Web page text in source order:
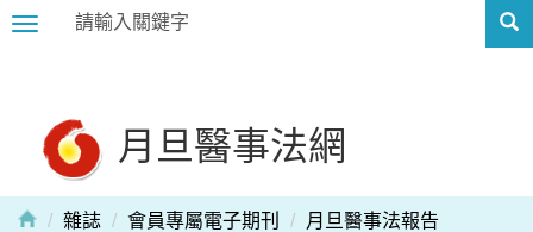
Toggle
月旦醫事法網
雜誌 會員專屬電子期刊
月旦醫事法報告